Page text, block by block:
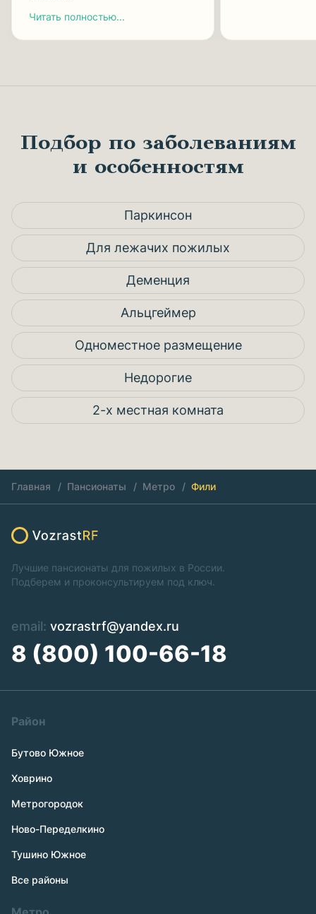
Читать полностью...
Подбор по заболеваниям
и особенностям
Паркинсон
Для лежачих пожилых
Деменция
Альцгеймер
Одноместное размещение
Недорогие
2-х местная комната
Главная Пансионаты Метро Фили
Лучшие пансионаты для пожилых в России.
Подберем и проконсультируем под ключ.
email: vozrastrf@yandex.ru
8 (800) 100-66-18
Район
Бутово Южное
Ховрино
Метрогородок
Ново-Переделкино
Тушино Южное
Все районы